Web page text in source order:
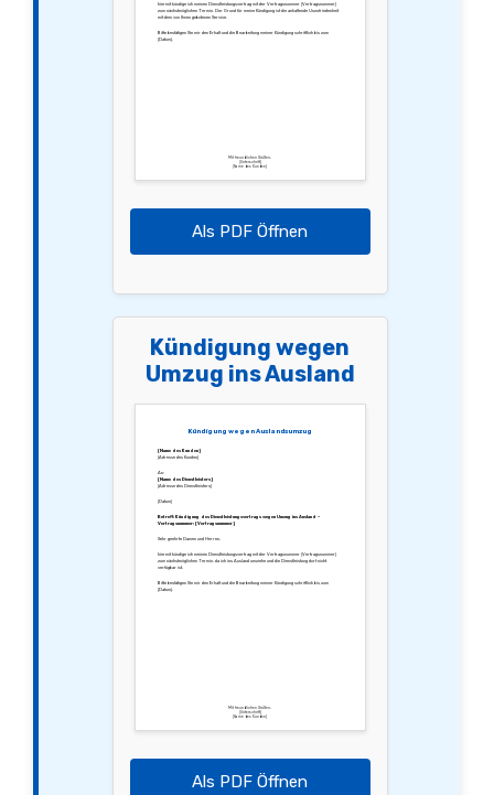
hiermit kündige ich meinen Dienstleistungsvertrag mit der Vertragsnummer [Vertragsnummer]
zum nächstmöglichen Termin. Der Grund für meine Kündigung ist die anhaltende Unzufriedenheit
mit dem von Ihnen gebotenen Service.
Bitte bestätigen Sie mir den Erhalt und die Bearbeitung meiner Kündigung schriftlich bis zum
[Datum].
Mit freundlichen Grüßen,
[Unterschrift]
[Name des Kunden]
Als PDF Öffnen
Kündigung wegen
Umzug ins Ausland
Kündigung wegen Auslandsumzug
[Name des Kunden]
[Adresse des Kunden]
An:
[Name des Dienstleisters]
[Adresse des Dienstleisters]
[Datum]
Betreff: Kündigung des Dienstleistungsvertrags wegen Umzug ins Ausland –
Vertragsnummer: [Vertragsnummer]
Sehr geehrte Damen und Herren,
hiermit kündige ich meinen Dienstleistungsvertrag mit der Vertragsnummer [Vertragsnummer]
zum nächstmöglichen Termin, da ich ins Ausland umziehe und die Dienstleistung dort nicht
verfügbar ist.
Bitte bestätigen Sie mir den Erhalt und die Bearbeitung meiner Kündigung schriftlich bis zum
[Datum].
Mit freundlichen Grüßen,
[Unterschrift]
[Name des Kunden]
Als PDF Öffnen